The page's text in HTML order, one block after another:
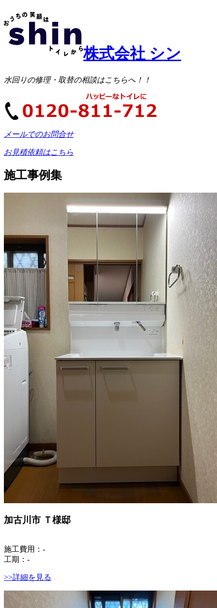
株式会社 シン
水回りの修理・取替の相談はこちらへ！！
メールでのお問合せ
お見積依頼はこちら
施工事例集
加古川市 Ｔ様邸
施工費用：-
工期：-
>>詳細を見る